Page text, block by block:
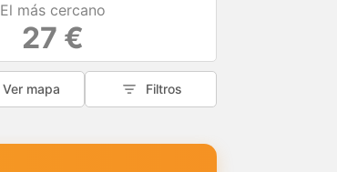
El más cercano
27 €
Ver mapa Filtros